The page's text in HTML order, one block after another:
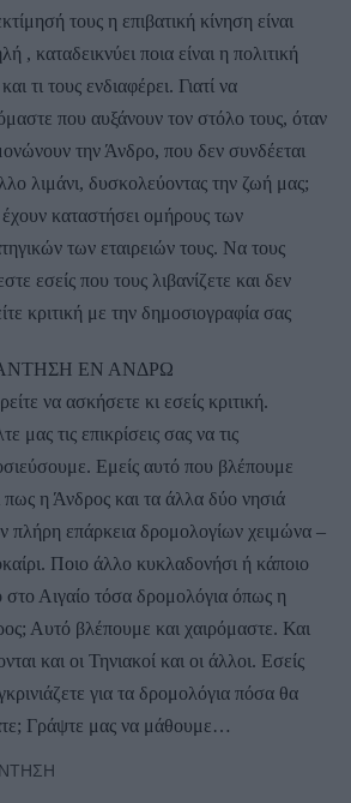
τους η επιβατική κίνηση είναι
, καταδεικνύει ποια είναι η πολιτική
τι τους ενδιαφέρει. Γιατί να
που αυξάνουν τον στόλο τους, όταν
την Άνδρο, που δεν συνδέεται
λιμάνι, δυσκολεύοντας την ζωή μας;
καταστήσει ομήρους των
των εταιρειών τους. Να τους
εσείς που τους λιβανίζετε και δεν
κριτική με την δημοσιογραφία σας
ΕΝ ΑΝΔΡΩ
να ασκήσετε κι εσείς κριτική.
μας τις επικρίσεις σας να τις
Εμείς αυτό που βλέπουμε
πως η Άνδρος και τα άλλα δύο νησιά
πλήρη επάρκεια δρομολογίων χειμώνα –
Ποιο άλλο κυκλαδονήσι ή κάποιο
στο Αιγαίο τόσα δρομολόγια όπως η
Αυτό βλέπουμε και χαιρόμαστε. Και
και οι Τηνιακοί και οι άλλοι. Εσείς
για τα δρομολόγια πόσα θα
Γράψτε μας να μάθουμε…